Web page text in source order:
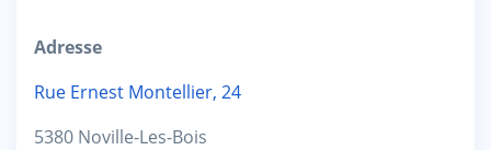
Adresse
Rue Ernest Montellier, 24
5380 Noville-Les-Bois